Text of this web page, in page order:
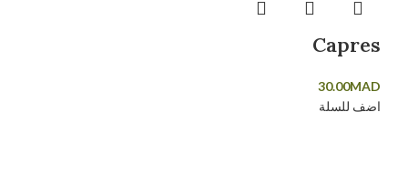
Capres
30.00MAD
اضف للسلة